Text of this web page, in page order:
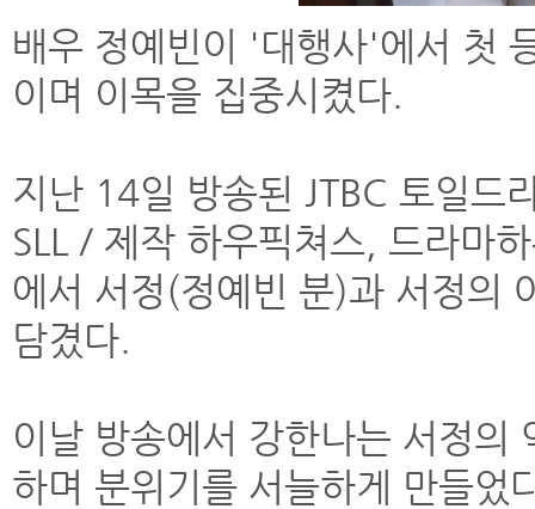
배우 정예빈이 '대행사'에서 첫
이며 이목을 집중시켰다.
지난 14일 방송된 JTBC 토일드
SLL / 제작 하우픽쳐스, 드라마
에서 서정(정예빈 분)과 서정의
담겼다.
이날 방송에서 강한나는 서정의
하며 분위기를 서늘하게 만들었